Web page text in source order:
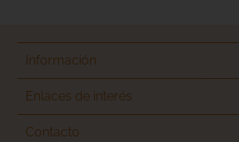
Información
Enlaces de interés
Contacto